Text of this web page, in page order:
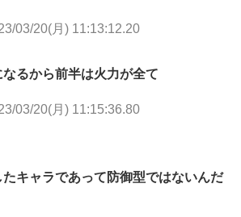
03/20(月) 11:13:12.20
るから前半は火力が全て
03/20(月) 11:15:36.80
キャラであって防御型ではないんだ